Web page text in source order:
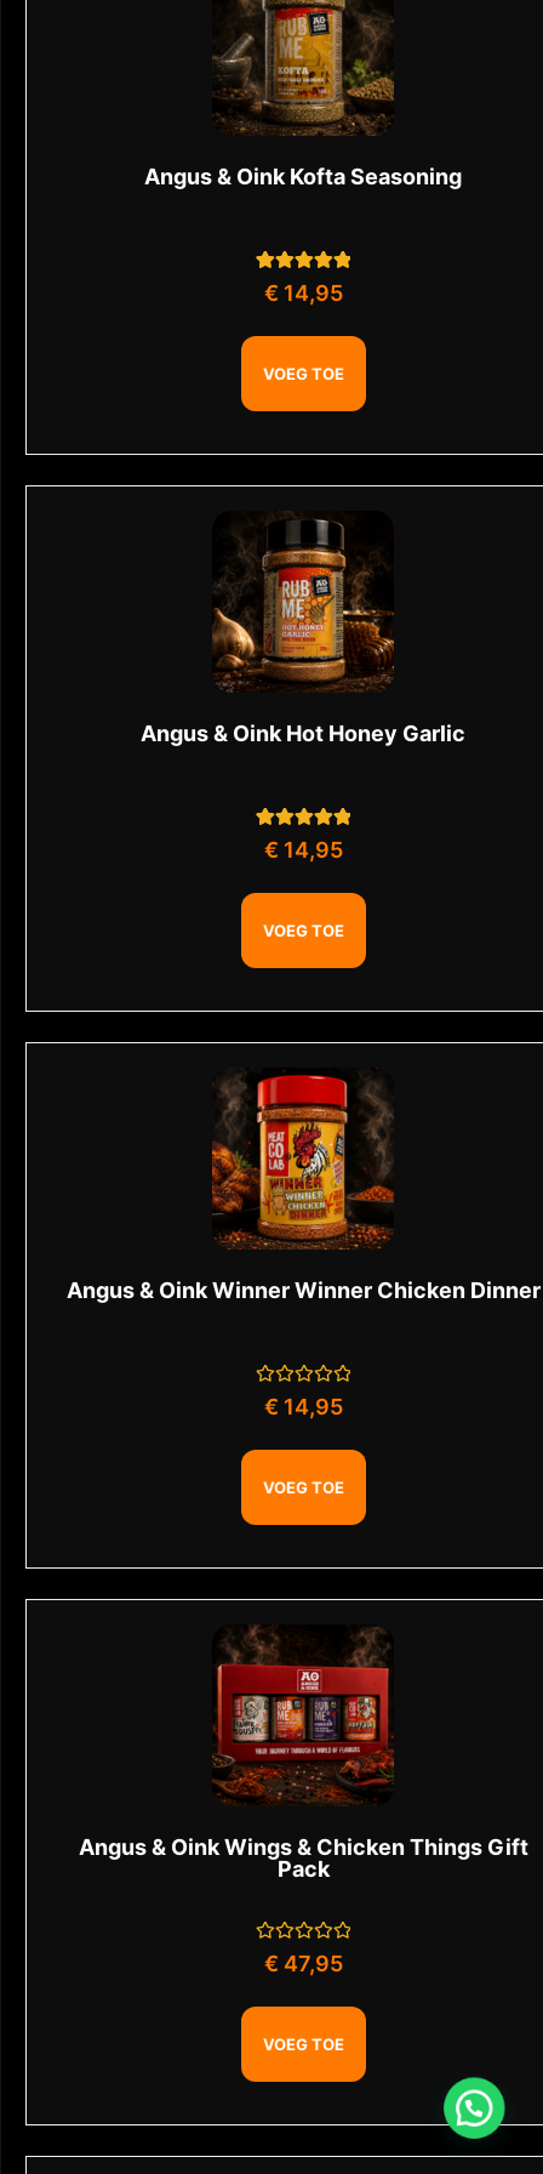
Angus & Oink Kofta Seasoning
Gewaardeerd
5.00
gebaseerd op
waardering
€ 14,95
VOEG TOE
Angus & Oink Hot Honey Garlic
Gewaardeerd
5.00
gebaseerd op
waardering
€ 14,95
VOEG TOE
Angus & Oink Winner Winner Chicken Dinner
Gewaardeerd
5
€ 14,95
VOEG TOE
Angus & Oink Wings & Chicken Things Gift
Pack
Gewaardeerd
5
€ 47,95
VOEG TOE